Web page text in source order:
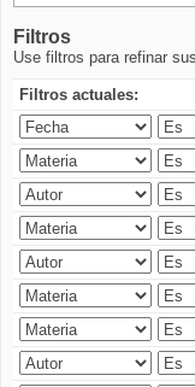
Filtros
Use filtros para refinar
Filtros actuales: